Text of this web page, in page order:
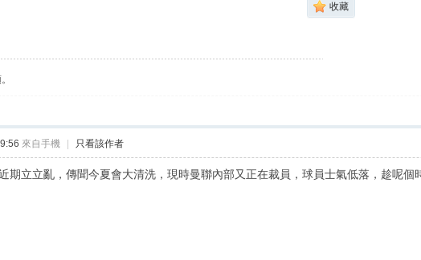
收藏
來自手機 只看該作者
期立立亂，傳聞今夏會大清洗，現時曼聯內部又正在裁員，球員士氣低落，趁呢個